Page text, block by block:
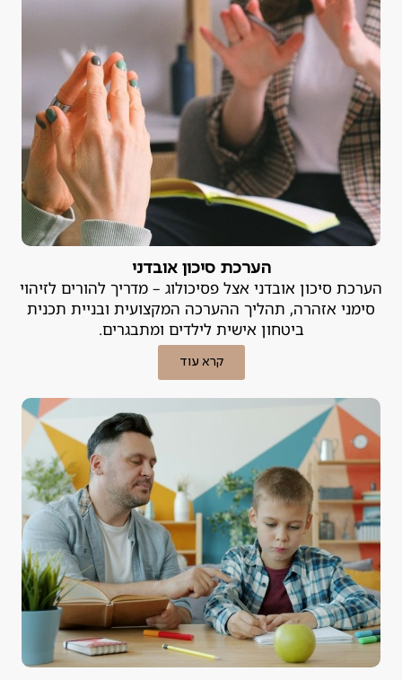
הערכת סיכון אובדני
הערכת סיכון אובדני אצל פסיכולוג – מדריך להורים לזיהוי
סימני אזהרה, תהליך ההערכה המקצועית ובניית תכנית
ביטחון אישית לילדים ומתבגרים.
קרא עוד